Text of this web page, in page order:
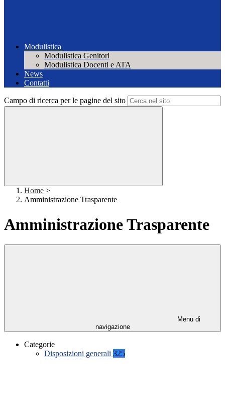
Modulistica
Modulistica Genitori
Modulistica Docenti e ATA
News
Contatti
Campo di ricerca per le pagine del sito
Home >
Amministrazione Trasparente
Amministrazione Trasparente
Menu di
navigazione
Categorie
Disposizioni generali 325